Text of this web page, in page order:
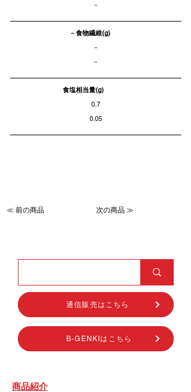
－
－食物繊維(g)
－
－
食塩相当量(g)
0.7
0.05
≪ 前の商品 次の商品 ≫
通信販売はこちら
B-GENKIはこちら
商品紹介